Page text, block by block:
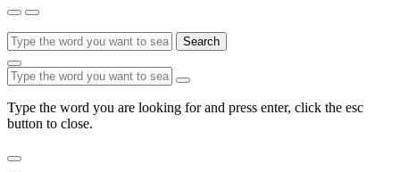
Search
Type the word you are looking for and press enter, click the esc
button to close.